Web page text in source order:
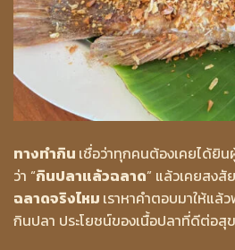
ทางทำกิน เชื่อว่าทุกคนต้องเคยได้ยิ
ว่า “กินปลาแล้วฉลาด” แล้วเคยสงสั
ฉลาดจริงไหม เราหาคำตอบมาให้แล้
กินปลา ประโยชน์ของเนื้อปลาที่ดีต่อสุ